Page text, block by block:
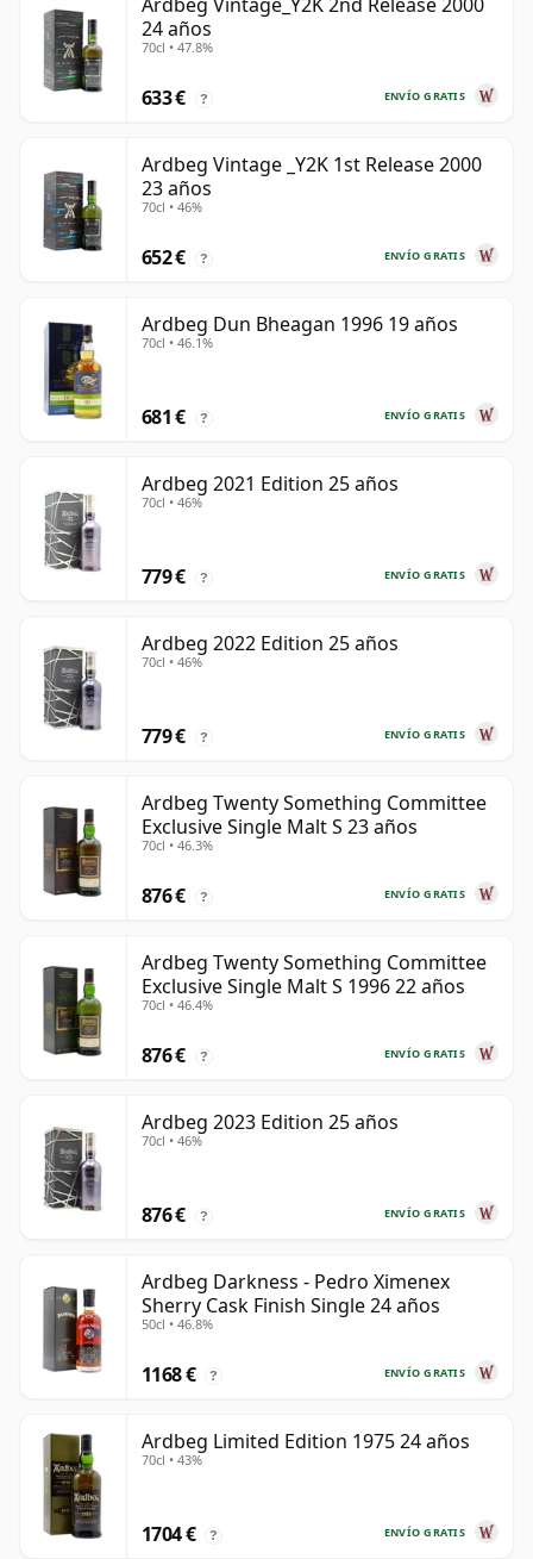
24 años
70cl • 47.8%
ENVÍO GRATIS
633 € ?
Ardbeg Vintage _Y2K 1st Release 2000
23 años
70cl • 46%
ENVÍO GRATIS
652 € ?
Ardbeg Dun Bheagan 1996 19 años
70cl • 46.1%
ENVÍO GRATIS
681 € ?
Ardbeg 2021 Edition 25 años
70cl • 46%
ENVÍO GRATIS
779 € ?
Ardbeg 2022 Edition 25 años
70cl • 46%
ENVÍO GRATIS
779 € ?
Ardbeg Twenty Something Committee
Exclusive Single Malt S 23 años
70cl • 46.3%
ENVÍO GRATIS
876 € ?
Ardbeg Twenty Something Committee
Exclusive Single Malt S 1996 22 años
70cl • 46.4%
ENVÍO GRATIS
876 € ?
Ardbeg 2023 Edition 25 años
70cl • 46%
ENVÍO GRATIS
876 € ?
Ardbeg Darkness - Pedro Ximenex
Sherry Cask Finish Single 24 años
50cl • 46.8%
ENVÍO GRATIS
1168 € ?
Ardbeg Limited Edition 1975 24 años
70cl • 43%
ENVÍO GRATIS
1704 € ?